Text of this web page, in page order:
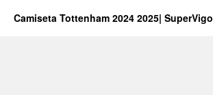
Camiseta Tottenham 2024 2025| SuperVigo